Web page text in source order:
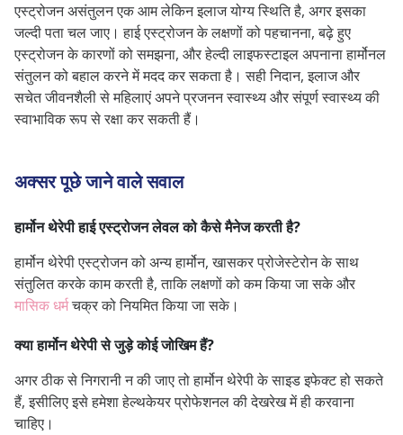
एस्ट्रोजन असंतुलन एक आम लेकिन इलाज योग्य स्थिति है, अगर इसका
जल्दी पता चल जाए। हाई एस्ट्रोजन के लक्षणों को पहचानना, बढ़े हुए
एस्ट्रोजन के कारणों को समझना, और हेल्दी लाइफस्टाइल अपनाना हार्मोनल
संतुलन को बहाल करने में मदद कर सकता है। सही निदान, इलाज और
सचेत जीवनशैली से महिलाएं अपने प्रजनन स्वास्थ्य और संपूर्ण स्वास्थ्य की
स्वाभाविक रूप से रक्षा कर सकती हैं।
अक्सर पूछे जाने वाले सवाल
हार्मोन थेरेपी हाई एस्ट्रोजन लेवल को कैसे मैनेज करती है?
हार्मोन थेरेपी एस्ट्रोजन को अन्य हार्मोन, खासकर प्रोजेस्टेरोन के साथ
संतुलित करके काम करती है, ताकि लक्षणों को कम किया जा सके और
मासिक धर्मचक्र को नियमित किया जा सके।
क्या हार्मोन थेरेपी से जुड़े कोई जोखिम हैं?
अगर ठीक से निगरानी न की जाए तो हार्मोन थेरेपी के साइड इफेक्ट हो सकते
हैं, इसीलिए इसे हमेशा हेल्थकेयर प्रोफेशनल की देखरेख में ही करवाना
चाहिए।